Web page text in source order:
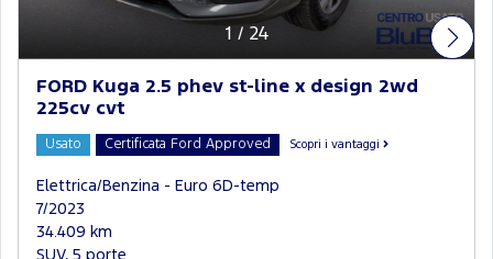
1 / 24
FORD Kuga 2.5 phev st-line x design 2wd
225cv cvt
Usato Certificata Ford Approved Scopri i vantaggi
Elettrica/Benzina - Euro 6D-temp
7/2023
34.409 km
SUV, 5 porte